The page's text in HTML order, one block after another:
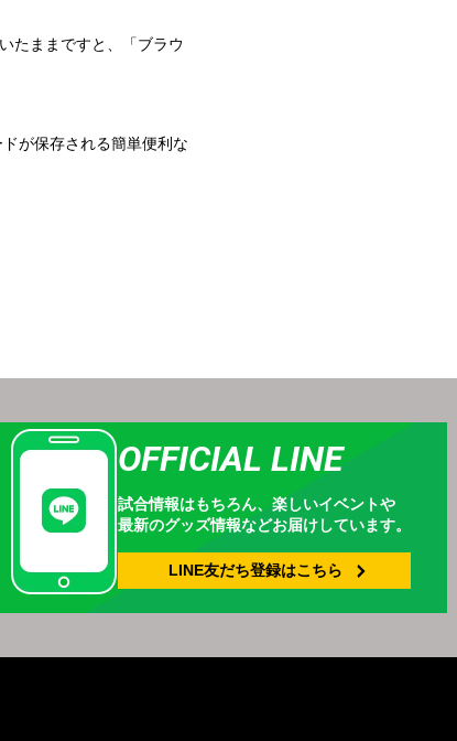
たままですと、「ブラウ
が保存される簡単便利な
OFFICIAL LINE
試合情報はもちろん、 楽しいイベントや
最新のグッズ情報などお届けしています。
LINE友だち登録はこちら